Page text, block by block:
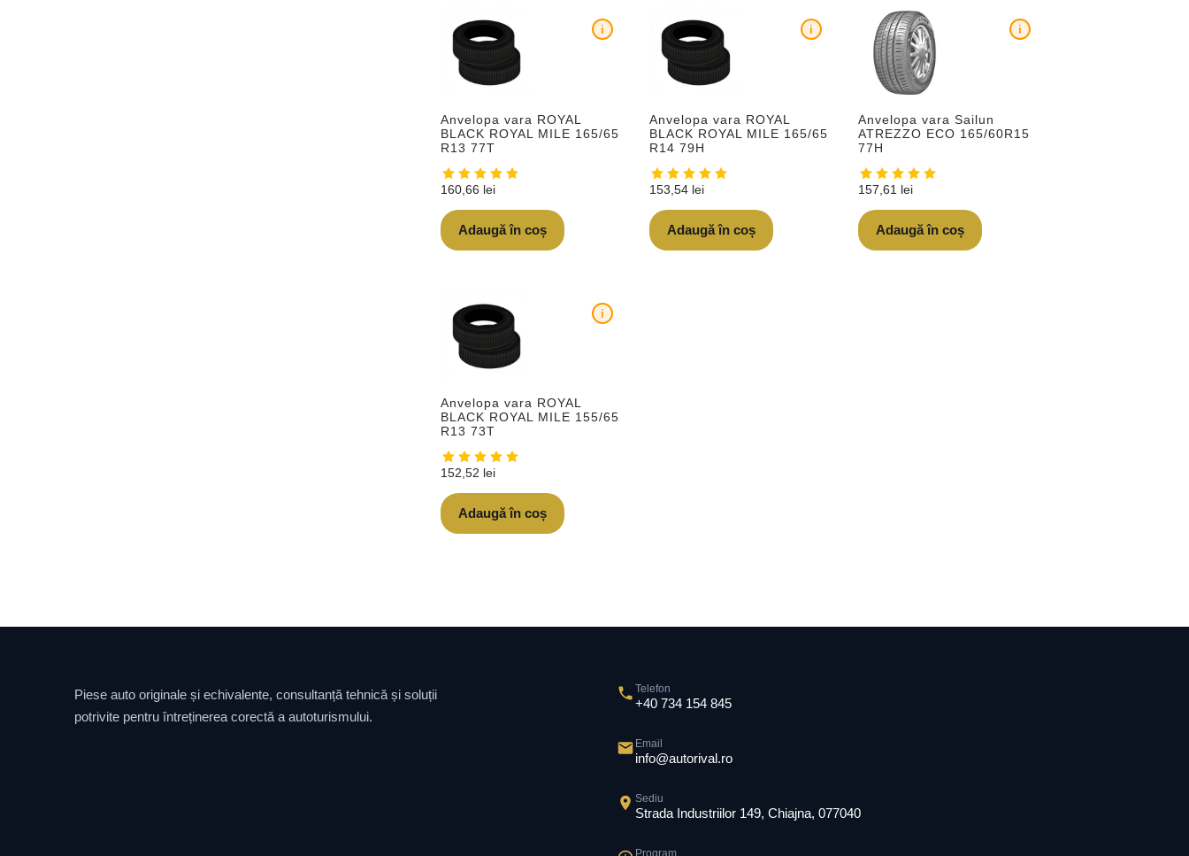
Anvelopa vara ROYAL
BLACK ROYAL MILE 165/65
R13 77T
i
160,66 lei
Adaugă în coș
Anvelopa vara ROYAL
BLACK ROYAL MILE 165/65
R14 79H
i
153,54 lei
Adaugă în coș
Anvelopa vara Sailun
ATREZZO ECO 165/60R15
77H
i
157,61 lei
Adaugă în coș
Anvelopa vara ROYAL
BLACK ROYAL MILE 155/65
R13 73T
i
152,52 lei
Adaugă în coș
Piese auto originale și echivalente, consultanță tehnică și soluții
potrivite pentru întreținerea corectă a autoturismului.
Telefon
+40 734 154 845
Email
info@autorival.ro
Sediu
Strada Industriilor 149, Chiajna, 077040
Program